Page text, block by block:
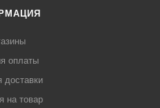
оплаты
доставки
на товар